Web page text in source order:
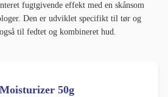
fugtgivende effekt med en skånsom
Den er udviklet specifikt til tør og
til fedtet og kombineret hud.
50g